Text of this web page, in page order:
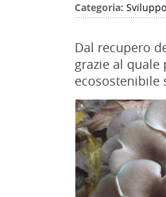
Categoria: Sviluppo
Dal recupero
grazie al
ecosostenibile